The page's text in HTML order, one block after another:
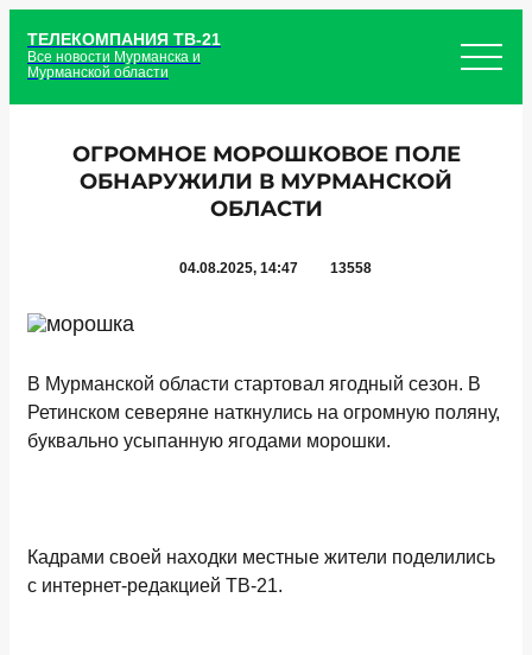
ТЕЛЕКОМПАНИЯ ТВ-21
Все новости Мурманска и
Мурманской области
ОГРОМНОЕ МОРОШКОВОЕ ПОЛЕ
ОБНАРУЖИЛИ В МУРМАНСКОЙ
ОБЛАСТИ
04.08.2025, 14:47 13558
В Мурманской области стартовал ягодный сезон. В
Ретинском северяне наткнулись на огромную поляну,
буквально усыпанную ягодами морошки.
Кадрами своей находки местные жители поделились
с интернет-редакцией ТВ-21.